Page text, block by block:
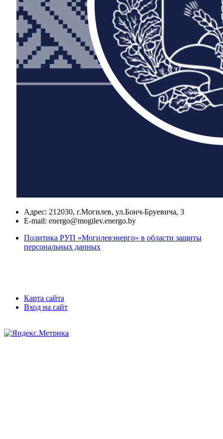
Адрес: 212030, г.Могилев, ул.Бонч-Бруевича, 3
E-mail: energo@mogilev.energo.by
Политика РУП «Могилевэнерго» в области защиты
персональных данных
Карта сайта
Вход на сайт